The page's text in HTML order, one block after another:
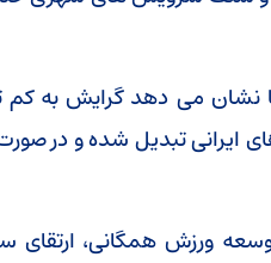
نشان می دهد گرایش به
تبدیل شده و در صورت
ورزش همگانی، ارتقای